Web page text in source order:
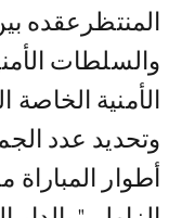
المنتظرعقده
والسلطات
الأمنية الخاصة
وتحديد عدد
أطوار